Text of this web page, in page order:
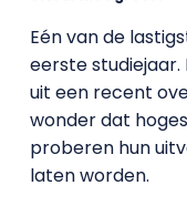
Eén van de
eerste studiejaar.
uit een recent
wonder dat
proberen hun
laten worden.